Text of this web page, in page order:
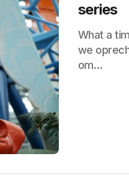
series
What a
we
om…